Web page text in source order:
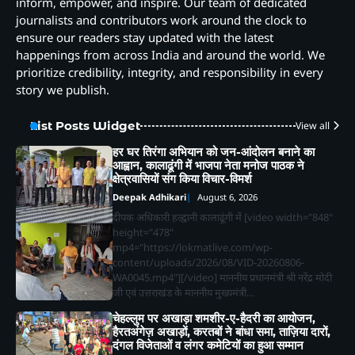
journalists and contributors work around the clock to
ensure our readers stay updated with the latest
happenings from across India and around the world. We
prioritize credibility, integrity, and responsibility in every
story we publish.
List Posts Widget View all
हर घर तिरंगा अभियान को जन-आंदोलन बनाने का
आह्वान, कालाढूंगी में भाजपा नेता मनोज पाठक ने
क्षेत्रवासियों संग किया विचार-विमर्श
Deepak Adhikari August 6, 2026
दीपक अधिकारी हल्द्वानी कालाढूंगी में [video width="848"
height="478"
mp4="https://lokmatlive.com/wp-
content/uploads/2026/08/VID-20260806-
WA0045.mp4"][/video] माननीय प्रधानमंत्री श्री नरेंद्र मोदी
जी एवं उत्तराखंड के माननीय मुख्यमंत्री…
चेहल्लुम पर अखाड़ा शमशीर-ए-हैदरी का आयोजन,
हैरतअंगेज़ अखाड़ों, करतबों ने बांधा समा, ताज़िया दारों,
दंगल विजेताओं व लंगर कमेटियों का हुआ सम्मान